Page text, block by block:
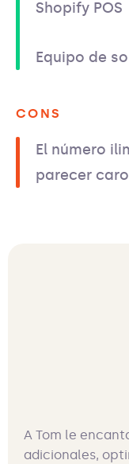
Shopify POS
Equipo de
CONS
El número
parecer caro
A Tom le
adicionales,